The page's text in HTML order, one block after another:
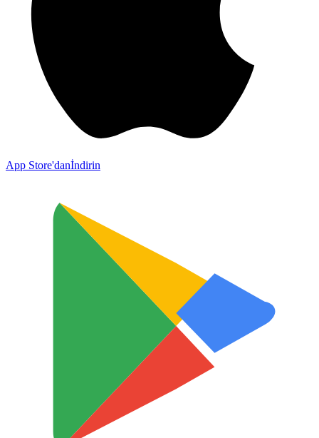
App Store'danİndirin